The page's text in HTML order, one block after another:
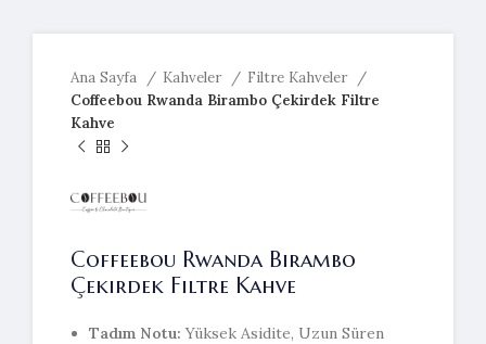
Ana Sayfa Kahveler
Filtre Kahveler
Coffeebou Rwanda Birambo Çekirdek Filtre
Kahve
Coffeebou Rwanda Birambo
Çekirdek Filtre Kahve
Tadım Notu: Yüksek Asidite, Uzun Süren